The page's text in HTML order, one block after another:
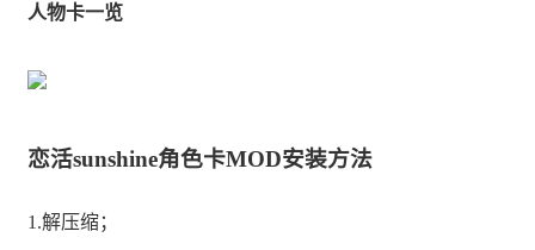
人物卡一览
恋活sunshine角色卡MOD安装方法
1.解压缩；